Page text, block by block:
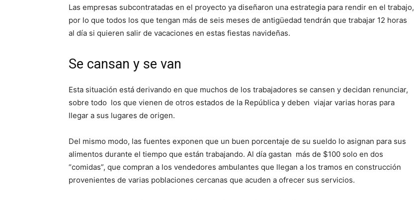
Las empresas subcontratadas en el proyecto ya diseñaron una estrategia para rendir en el trabajo,
por lo que todos los que tengan más de seis meses de antigüedad tendrán que trabajar 12 horas
al día si quieren salir de vacaciones en estas fiestas navideñas.
Se cansan y se van
Esta situación está derivando en que muchos de los trabajadores se cansen y decidan renunciar,
sobre todo los que vienen de otros estados de la República y deben viajar varias horas para
llegar a sus lugares de origen.
Del mismo modo, las fuentes exponen que un buen porcentaje de su sueldo lo asignan para sus
alimentos durante el tiempo que están trabajando. Al día gastan más de $100 solo en dos
“comidas”, que compran a los vendedores ambulantes que llegan a los tramos en construcción
provenientes de varias poblaciones cercanas que acuden a ofrecer sus servicios.